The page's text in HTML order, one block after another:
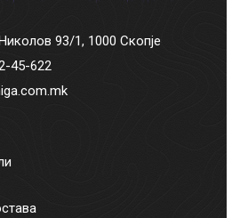
93/1, 1000 Скопје
45-622